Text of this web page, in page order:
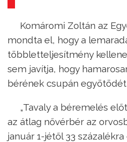
Komáromi Zoltán az
mondta el, hogy a
többletteljesítmény
sem javítja, hogy
bérének csupán egyötödét
„Tavaly a béremelés
az átlag nővérbér az
január 1-jétől 33